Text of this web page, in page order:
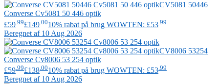
CV5081 50446
Converse Cv5081 50 446 optik
£59 .99£149 .0010% rabat på brug WOWTEN: £53 .99
Beregnet af 10 Aug 2026
CV8006 53254
Converse Cv8006 53 254 optik
£59 .99£138 .0010% rabat på brug WOWTEN: £53 .99
Beregnet af 10 Aug 2026